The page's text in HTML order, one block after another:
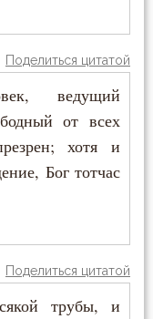
Поделиться цитатой
ведущий
от всех
хотя и
Бог тотчас
Поделиться цитатой
трубы, и